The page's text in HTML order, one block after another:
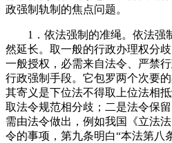
政强制轨制的焦点问题。
1．依法强制的准绳。依法强
然延长。取一般的行政办理权分
一般授权，必需来自法令、严禁
行政强制手段。它包罗两个次要
其寄义是下位法不得取上位法相
取法令规范相分歧；二是法令保
需由法令做出，例如我国《立法
令的事项，第九条明白“本法第八